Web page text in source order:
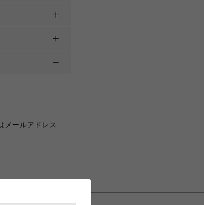
メールアドレス